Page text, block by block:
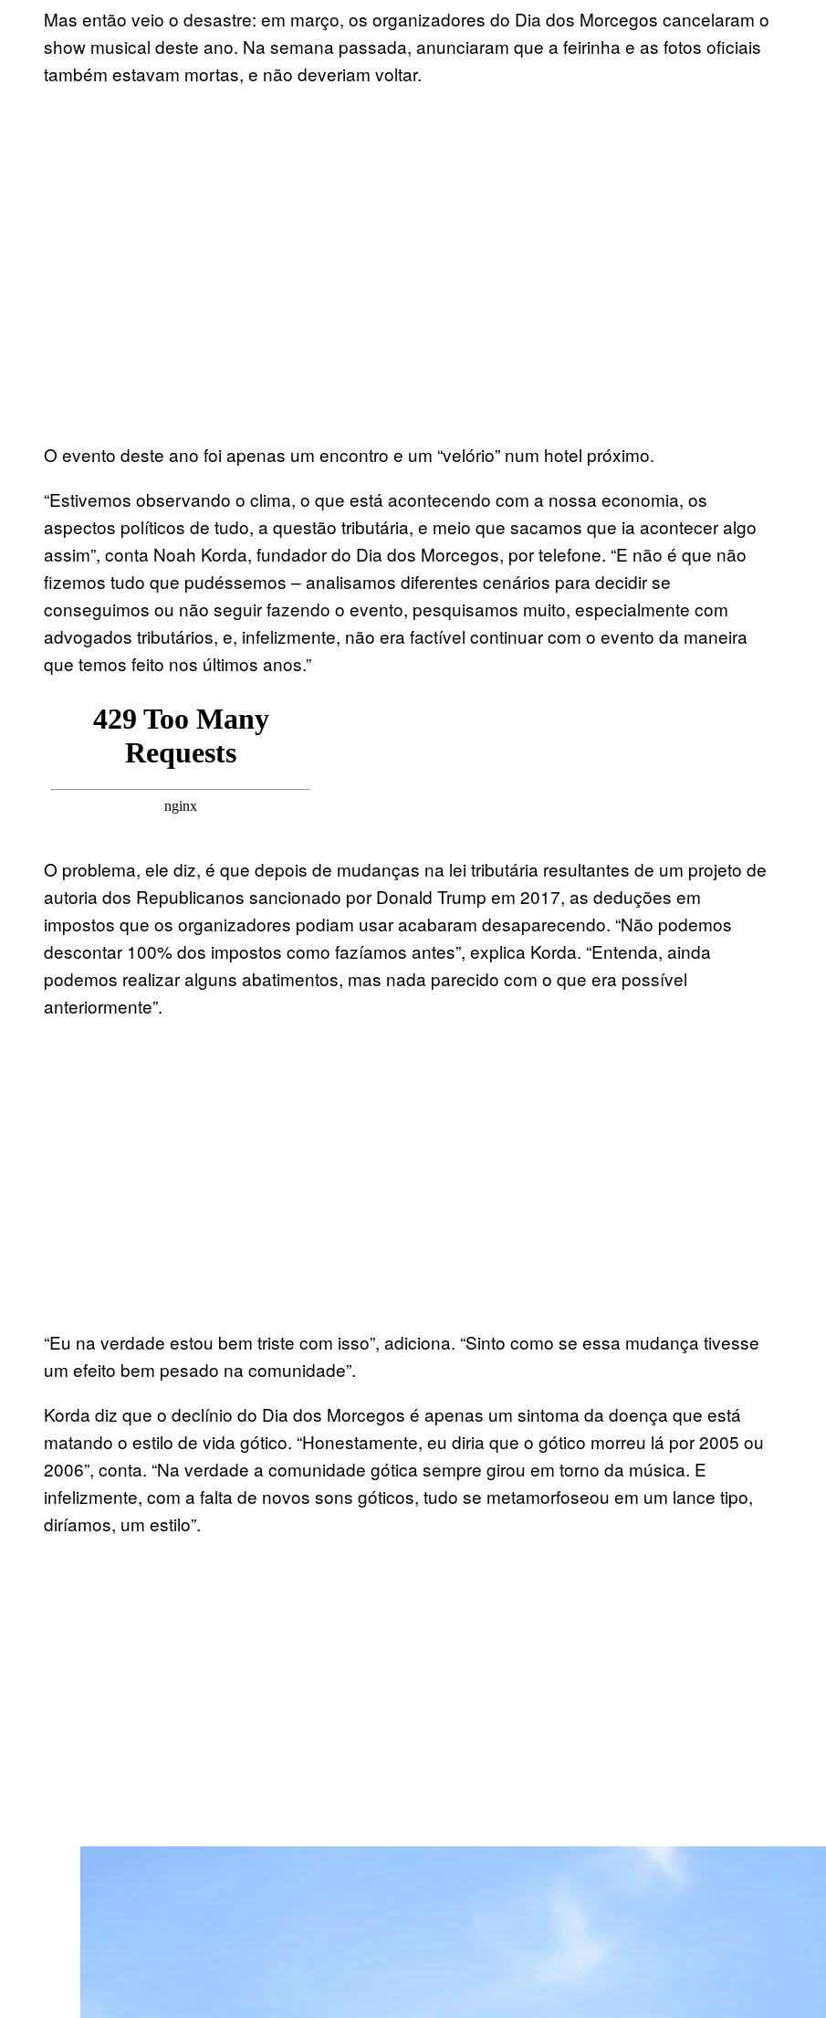
Mas então veio o desastre: em março, os organizadores do Dia dos Morcegos cancelaram o
show musical deste ano. Na semana passada, anunciaram que a feirinha e as fotos oficiais
também estavam mortas, e não deveriam voltar.
O evento deste ano foi apenas um encontro e um “velório” num hotel próximo.
“Estivemos observando o clima, o que está acontecendo com a nossa economia, os
aspectos políticos de tudo, a questão tributária, e meio que sacamos que ia acontecer algo
assim”, conta Noah Korda, fundador do Dia dos Morcegos, por telefone. “E não é que não
fizemos tudo que pudéssemos – analisamos diferentes cenários para decidir se
conseguimos ou não seguir fazendo o evento, pesquisamos muito, especialmente com
advogados tributários, e, infelizmente, não era factível continuar com o evento da maneira
que temos feito nos últimos anos.”
O problema, ele diz, é que depois de mudanças na lei tributária resultantes de um projeto de
autoria dos Republicanos sancionado por Donald Trump em 2017, as deduções em
impostos que os organizadores podiam usar acabaram desaparecendo. “Não podemos
descontar 100% dos impostos como fazíamos antes”, explica Korda. “Entenda, ainda
podemos realizar alguns abatimentos, mas nada parecido com o que era possível
anteriormente”.
“Eu na verdade estou bem triste com isso”, adiciona. “Sinto como se essa mudança tivesse
um efeito bem pesado na comunidade”.
Korda diz que o declínio do Dia dos Morcegos é apenas um sintoma da doença que está
matando o estilo de vida gótico. “Honestamente, eu diria que o gótico morreu lá por 2005 ou
2006”, conta. “Na verdade a comunidade gótica sempre girou em torno da música. E
infelizmente, com a falta de novos sons góticos, tudo se metamorfoseou em um lance tipo,
diríamos, um estilo”.